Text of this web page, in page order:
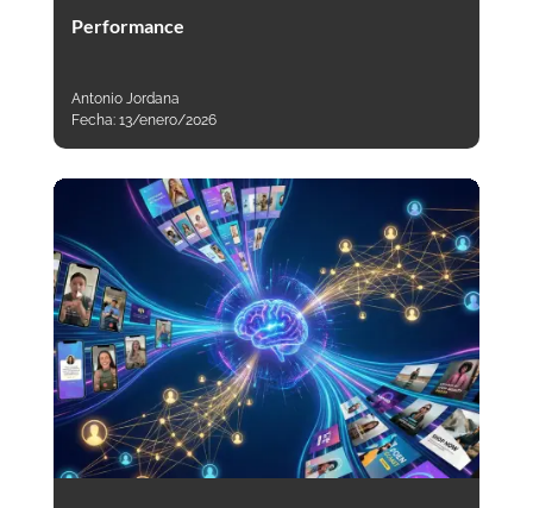
Performance
Antonio Jordana
Fecha: 13/enero/2026